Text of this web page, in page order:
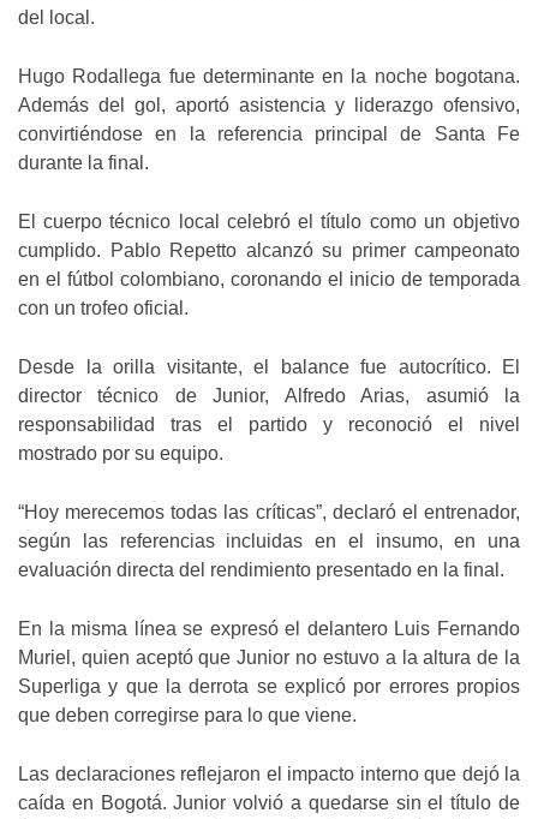
del local.
Hugo Rodallega fue determinante en la noche bogotana.
Además del gol, aportó asistencia y liderazgo ofensivo,
convirtiéndose en la referencia principal de Santa Fe
durante la final.
El cuerpo técnico local celebró el título como un objetivo
cumplido. Pablo Repetto alcanzó su primer campeonato
en el fútbol colombiano, coronando el inicio de temporada
con un trofeo oficial.
Desde la orilla visitante, el balance fue autocrítico. El
director técnico de Junior, Alfredo Arias, asumió la
responsabilidad tras el partido y reconoció el nivel
mostrado por su equipo.
“Hoy merecemos todas las críticas”, declaró el entrenador,
según las referencias incluidas en el insumo, en una
evaluación directa del rendimiento presentado en la final.
En la misma línea se expresó el delantero Luis Fernando
Muriel, quien aceptó que Junior no estuvo a la altura de la
Superliga y que la derrota se explicó por errores propios
que deben corregirse para lo que viene.
Las declaraciones reflejaron el impacto interno que dejó la
caída en Bogotá. Junior volvió a quedarse sin el título de